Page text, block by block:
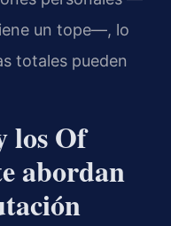
un tope—, lo
totales pueden
los Of
abordan